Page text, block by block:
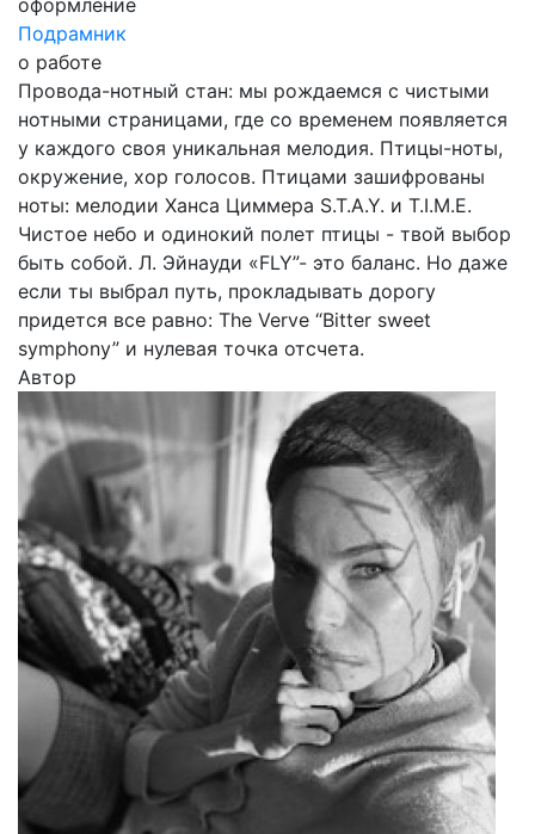
Подрамник
о работе
Провода-нотный стан: мы рождаемся с чистыми
нотными страницами, где со временем появляется
у каждого своя уникальная мелодия. Птицы-ноты,
окружение, хор голосов. Птицами зашифрованы
ноты: мелодии Ханса Циммера S.T.A.Y. и T.I.M.E.
Чистое небо и одинокий полет птицы - твой выбор
быть собой. Л. Эйнауди «FLY”- это баланс. Но даже
если ты выбрал путь, прокладывать дорогу
придется все равно: The Verve “Bitter sweet
symphony” и нулевая точка отсчета.
Автор